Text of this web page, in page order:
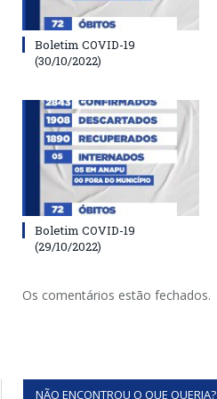
Boletim COVID-19
(30/10/2022)
Boletim COVID-19
(29/10/2022)
Os comentários estão fechados.
NÃO ENCONTROU O QUE QUERIA?